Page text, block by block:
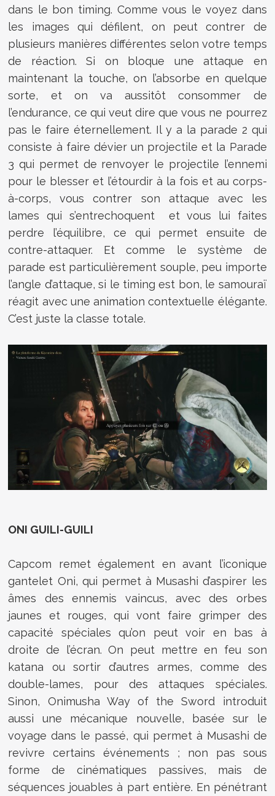
dans le bon timing. Comme vous le voyez dans
les images qui défilent, on peut contrer de
plusieurs manières différentes selon votre temps
de réaction. Si on bloque une attaque en
maintenant la touche, on l’absorbe en quelque
sorte, et on va aussitôt consommer de
l’endurance, ce qui veut dire que vous ne pourrez
pas le faire éternellement. Il y a la parade 2 qui
consiste à faire dévier un projectile et la Parade
3 qui permet de renvoyer le projectile l’ennemi
pour le blesser et l’étourdir à la fois et au corps-
à-corps, vous contrer son attaque avec les
lames qui s’entrechoquent et vous lui faites
perdre l’équilibre, ce qui permet ensuite de
contre-attaquer. Et comme le système de
parade est particulièrement souple, peu importe
l’angle d’attaque, si le timing est bon, le samouraï
réagit avec une animation contextuelle élégante.
C’est juste la classe totale.
ONI GUILI-GUILI
Capcom remet également en avant l’iconique
gantelet Oni, qui permet à Musashi d’aspirer les
âmes des ennemis vaincus, avec des orbes
jaunes et rouges, qui vont faire grimper des
capacité spéciales qu’on peut voir en bas à
droite de l’écran. On peut mettre en feu son
katana ou sortir d’autres armes, comme des
double-lames, pour des attaques spéciales.
Sinon, Onimusha Way of the Sword introduit
aussi une mécanique nouvelle, basée sur le
voyage dans le passé, qui permet à Musashi de
revivre certains événements ; non pas sous
forme de cinématiques passives, mais de
séquences jouables à part entière. En pénétrant